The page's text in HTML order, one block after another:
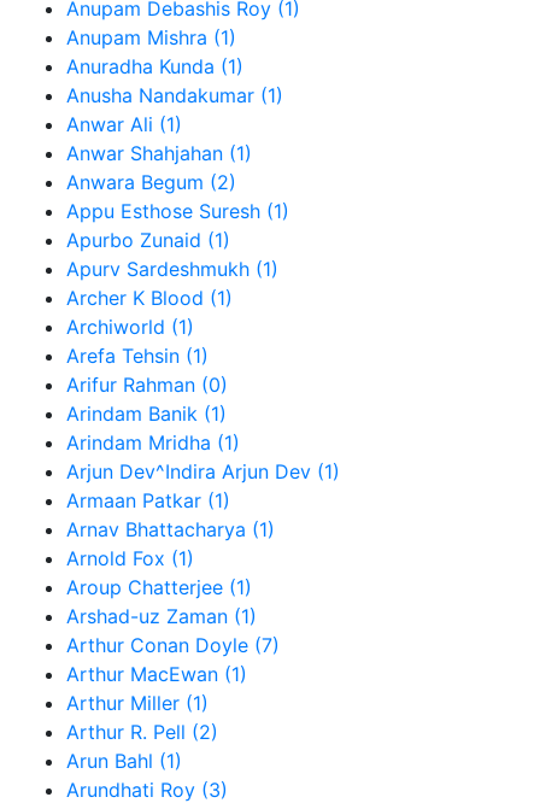
Anupam Debashis Roy (1)
Anupam Mishra (1)
Anuradha Kunda (1)
Anusha Nandakumar (1)
Anwar Ali (1)
Anwar Shahjahan (1)
Anwara Begum (2)
Appu Esthose Suresh (1)
Apurbo Zunaid (1)
Apurv Sardeshmukh (1)
Archer K Blood (1)
Archiworld (1)
Arefa Tehsin (1)
Arifur Rahman (0)
Arindam Banik (1)
Arindam Mridha (1)
Arjun Dev^Indira Arjun Dev (1)
Armaan Patkar (1)
Arnav Bhattacharya (1)
Arnold Fox (1)
Aroup Chatterjee (1)
Arshad-uz Zaman (1)
Arthur Conan Doyle (7)
Arthur MacEwan (1)
Arthur Miller (1)
Arthur R. Pell (2)
Arun Bahl (1)
Arundhati Roy (3)